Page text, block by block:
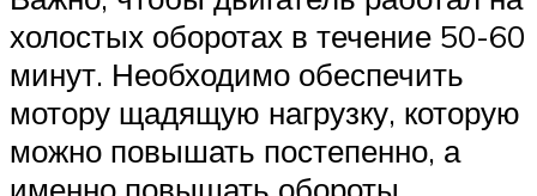
холостых оборотах в течение 50-60
минут. Необходимо обеспечить
мотору щадящую нагрузку, которую
можно повышать постепенно, а